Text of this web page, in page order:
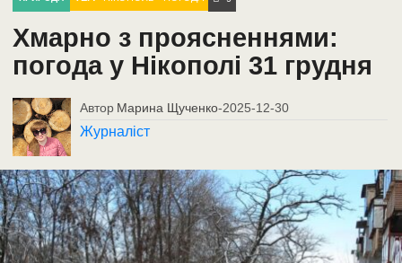
Хмарно з проясненнями:
погода у Нікополі 31 грудня
Автор Марина Щученко-2025-12-30
Журналіст